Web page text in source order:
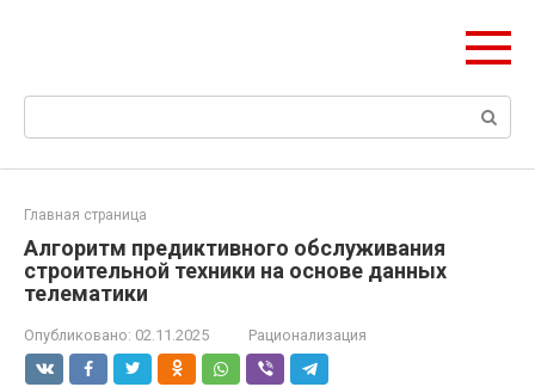
Поиск:
Главная страница
Алгоритм предиктивного обслуживания
строительной техники на основе данных
телематики
Опубликовано: 02.11.2025 Рационализация